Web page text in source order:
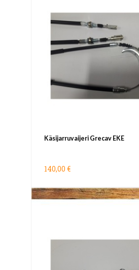
Käsijarruvaijeri Grecav EKE
140,00 €